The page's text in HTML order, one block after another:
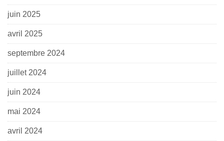
juin 2025
avril 2025
septembre 2024
juillet 2024
juin 2024
mai 2024
avril 2024